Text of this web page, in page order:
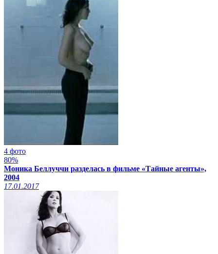
4 фото
80%
Моника Беллуччи разделась в фильме «Тайные агенты»,
2004
17.01.2017